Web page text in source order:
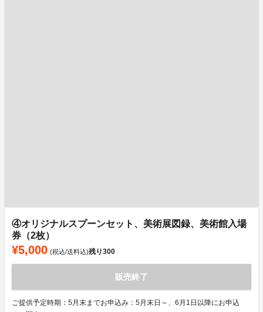
④オリジナルスプーンセット、美術展図録、美術館入場
券（2枚）
¥5,000 (税込/送料込)残り300
販売終了
ご提供予定時期：5月末までお申込み：5月末日～、6月1日以降にお申込